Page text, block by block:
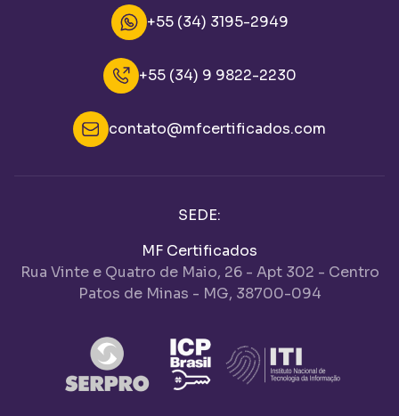
+55 (34) 3195-2949
+55 (34) 9 9822-2230
contato@mfcertificados.com
SEDE:
MF Certificados
Rua Vinte e Quatro de Maio, 26 - Apt 302 - Centro
Patos de Minas - MG, 38700-094